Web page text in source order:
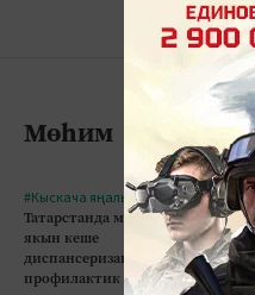
Мөһим
#Кыскача яңалыклар
Татарстанда миллионга
якын кеше
диспансеризация һәм
профилактик тикшеренү